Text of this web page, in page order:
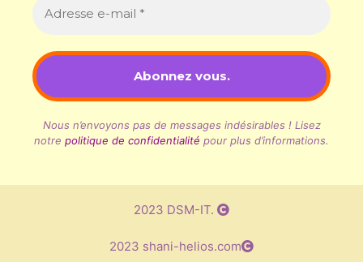
Nous n’envoyons pas de messages indésirables ! Lisez
notre politique de confidentialité pour plus d’informations.
2023 DSM-IT.
2023 shani-helios.com